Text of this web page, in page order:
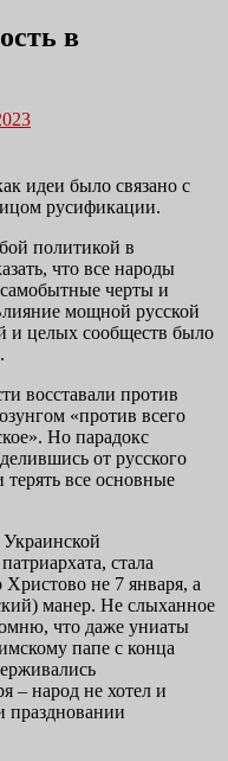
в
идеи было связано с
русификации.
политикой в
что все народы
черты и
мощной русской
и целых сообществ было
восставали против
«против всего
Но парадокс
от русского
все основные
стала
не 7 января, а
манер. Не слыханное
что даже униаты
папе с конца
– народ не хотел и
праздновании